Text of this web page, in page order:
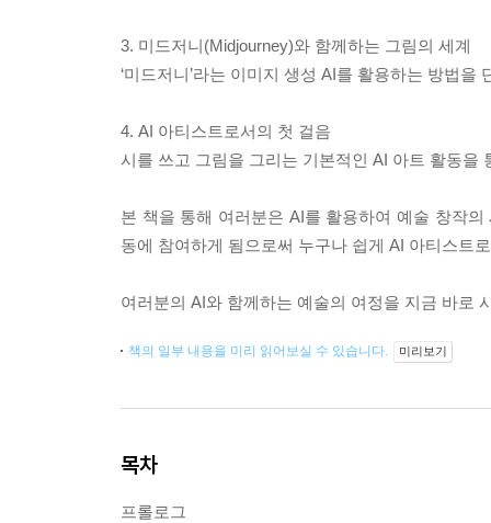
3. 미드저니(Midjourney)와 함께하는 그림의 세계
‘미드저니’라는 이미지 생성 AI를 활용하는 방법
4. AI 아티스트로서의 첫 걸음
시를 쓰고 그림을 그리는 기본적인 AI 아트 활동을
본 책을 통해 여러분은 AI를 활용하여 예술 창작
동에 참여하게 됨으로써 누구나 쉽게 AI 아티스트
여러분의 AI와 함께하는 예술의 여정을 지금 바로
책의 일부 내용을 미리 읽어보실 수 있습니다. 미리보기
목차
프롤로그